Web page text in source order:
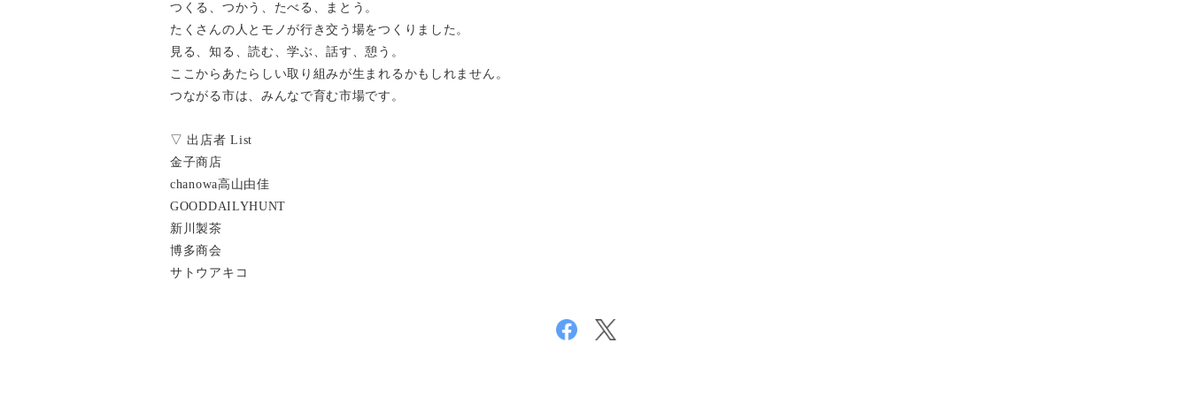
つくる、つかう、たべる、まとう。
たくさんの人とモノが行き交う場をつくりました。
見る、知る、読む、学ぶ、話す、憩う。
ここからあたらしい取り組みが生まれるかもしれません。
つながる市は、みんなで育む市場です。
▽ 出店者 List
金子商店
chanowa高山由佳
GOODDAILYHUNT
新川製茶
博多商会
サトウアキコ